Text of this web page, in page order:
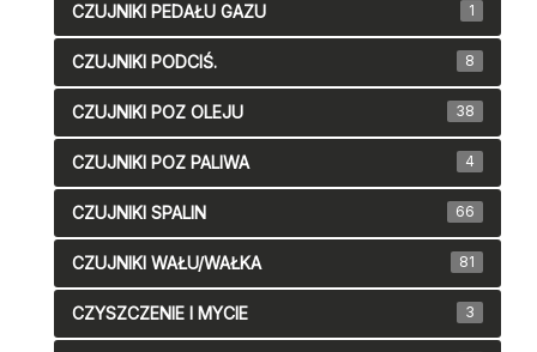
CZUJNIKI PEDAŁU GAZU 1
CZUJNIKI PODCIŚ. 8
CZUJNIKI POZ OLEJU 38
CZUJNIKI POZ PALIWA 4
CZUJNIKI SPALIN 66
CZUJNIKI WAŁU/WAŁKA 81
CZYSZCZENIE I MYCIE 3